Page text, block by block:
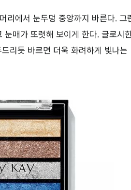
리에서 눈두덩 중앙까지 바른다. 그
매가 또렷해 보이게 한다. 글로시
리듯 바르면 더욱 화려하게 빛나는